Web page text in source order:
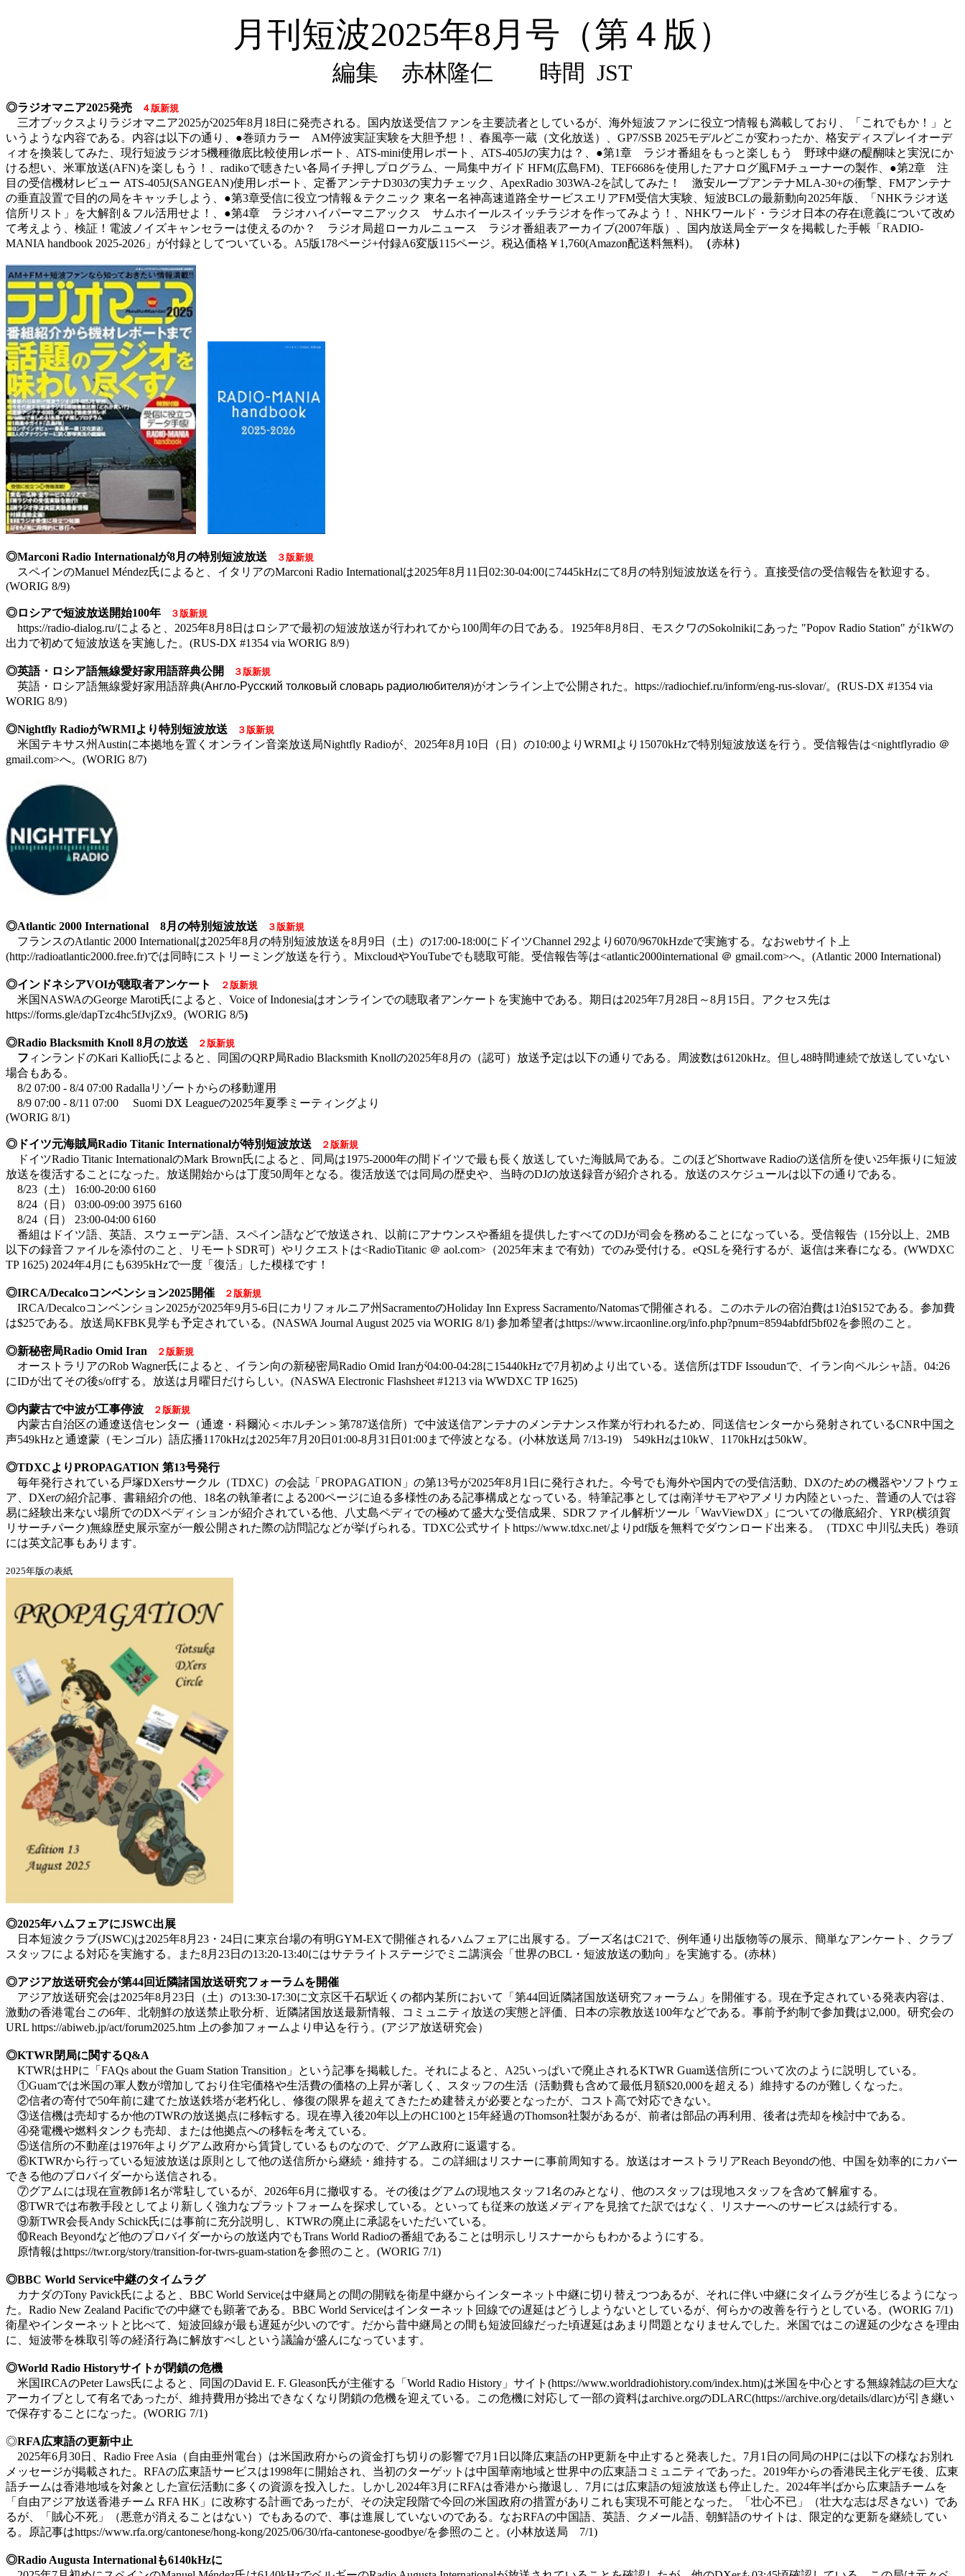
月刊短波2025年8月号（第４版）
編集 赤林隆仁 時間 JST
◎ラジオマニア2025発売 ４版新規
三才ブックスよりラジオマニア2025が2025年8月18日に発売される。国内放送受信ファンを主要読者としているが、海外短波ファンに役立つ情報も満載しており、「これでもか！」と
いうような内容である。内容は以下の通り、●巻頭カラー AM停波実証実験を大胆予想！、春風亭一蔵（文化放送）、GP7/SSB 2025モデルどこが変わったか、格安ディスプレイオーデ
ィオを換装してみた、現行短波ラジオ5機種徹底比較使用レポート、ATS-mini使用レポート、ATS-405Jの実力は？、●第1章 ラジオ番組をもっと楽しもう 野球中継の醍醐味と実況にか
ける想い、米軍放送(AFN)を楽しもう！、radikoで聴きたい各局イチ押しプログラム、一局集中ガイド HFM(広島FM)、TEF6686を使用したアナログ風FMチューナーの製作、●第2章 注
目の受信機材レビュー ATS-405J(SANGEAN)使用レポート、定番アンテナD303の実力チェック、ApexRadio 303WA-2を試してみた！ 激安ループアンテナMLA-30+の衝撃、FMアンテナ
の垂直設置で目的の局をキャッチしよう、●第3章受信に役立つ情報＆テクニック 東名ー名神高速道路全サービスエリアFM受信大実験、短波BCLの最新動向2025年版、「NHKラジオ送
信所リスト」を大解剖＆フル活用せよ！、●第4章 ラジオハイパーマニアックス サムホイールスイッチラジオを作ってみよう！、NHKワールド・ラジオ日本の存在i意義について改め
て考えよう、検証！電波ノイズキャンセラーは使えるのか？ ラジオ局超ローカルニュース ラジオ番組表アーカイブ(2007年版）、国内放送局全データを掲載した手帳「RADIO-
MANIA handbook 2025-2026」が付録としてついている。A5版178ページ+付録A6変版115ページ。税込価格￥1,760(Amazon配送料無料)。
（赤林）
◎Marconi Radio Internationalが8月の特別短波放送 ３版新規
スペインのManuel Méndez氏によると、イタリアのMarconi Radio Internationalは2025年8月11日02:30-04:00に7445kHzにて8月の特別短波放送を行う。直接受信の受信報告を歓迎する。
(WORIG 8/9)
◎ロシアで短波放送開始100年 ３版新規
https://radio-dialog.ru/によると、2025年8月8日はロシアで最初の短波放送が行われてから100周年の日である。1925年8月8日、モスクワのSokolnikiにあった "Popov Radio Station" が1kWの
出力で初めて短波放送を実施した。(RUS-DX #1354 via WORIG 8/9）
◎英語・ロシア語無線愛好家用語辞典公開 ３版新規
英語・ロシア語無線愛好家用語辞典(Англо-Русский толковый словарь радиолюбителя)がオンライン上で公開された。https://radiochief.ru/inform/eng-rus-slovar/。(RUS-DX #1354 via
WORIG 8/9）
◎Nightfly RadioがWRMIより特別短波放送 ３版新規
米国テキサス州Austinに本拠地を置くオンライン音楽放送局Nightfly Radioが、2025年8月10日（日）の10:00よりWRMIより15070kHzで特別短波放送を行う。受信報告は<nightflyradio ＠
gmail.com>へ。(WORIG 8/7)
◎Atlantic 2000 International 8月の特別短波放送 ３版新規
フランスのAtlantic 2000 Internationalは2025年8月の特別短波放送を8月9日（土）の17:00-18:00にドイツChannel 292より6070/9670kHzdeで実施する。なおwebサイト上
(http://radioatlantic2000.free.fr)では同時にストリーミング放送を行う。MixcloudやYouTubeでも聴取可能。受信報告等は<atlantic2000international ＠ gmail.com>へ。(Atlantic 2000 International)
◎インドネシアVOIが聴取者アンケート ２版新規
米国NASWAのGeorge Maroti氏によると、Voice of Indonesiaはオンラインでの聴取者アンケートを実施中である。期日は2025年7月28日～8月15日。アクセス先は
https://forms.gle/dapTzc4hc5fJvjZx9。(WORIG 8/5)
◎Radio Blacksmith Knoll 8月の放送 ２版新規
フ ィンランドのKari Kallio氏によると、同国のQRP局Radio Blacksmith Knollの2025年8月の（認可）放送予定は以下の通りである。周波数は6120kHz。但し48時間連続で放送していない
場合もある。
8/2 07:00 - 8/4 07:00 Radallaリゾートからの移動運用
8/9 07:00 - 8/11 07:00 Suomi DX Leagueの2025年夏季ミーティングより
(WORIG 8/1)
◎ドイツ元海賊局Radio Titanic Internationalが特別短波放送 ２版新規
ドイツRadio Titanic InternationalのMark Brown氏によると、同局は1975-2000年の間ドイツで最も長く放送していた海賊局である。このほどShortwave Radioの送信所を使い25年振りに短波
放送を復活することになった。放送開始からは丁度50周年となる。復活放送では同局の歴史や、当時のDJの放送録音が紹介される。放送のスケジュールは以下の通りである。
8/23（土） 16:00-20:00 6160
8/24（日） 03:00-09:00 3975 6160
8/24（日） 23:00-04:00 6160
番組はドイツ語、英語、スウェーデン語、スペイン語などで放送され、以前にアナウンスや番組を提供したすべてのDJが司会を務めることになっている。受信報告（15分以上、2MB
以下の録音ファイルを添付のこと、リモートSDR可）やリクエストは<RadioTitanic ＠ aol.com>（2025年末まで有効）でのみ受付ける。eQSLを発行するが、返信は来春になる。(WWDXC
TP 1625) 2024年4月にも6395kHzで一度「復活」した模様です！
◎IRCA/Decalcoコンベンション2025開催 ２版新規
IRCA/Decalcoコンベンション2025が2025年9月5-6日にカリフォルニア州SacramentoのHoliday Inn Express Sacramento/Natomasで開催される。このホテルの宿泊費は1泊$152である。参加費
は$25である。放送局KFBK見学も予定されている。(NASWA Journal August 2025 via WORIG 8/1) 参加希望者はhttps://www.ircaonline.org/info.php?pnum=8594abfdf5bf02を参照のこと。
◎新秘密局Radio Omid Iran ２版新規
オーストラリアのRob Wagner氏によると、イラン向の新秘密局Radio Omid Iranが04:00-04:28に15440kHzで7月初めより出ている。送信所はTDF Issoudunで、イラン向ペルシャ語。04:26
にIDが出てその後s/offする。放送は月曜日だけらしい。(NASWA Electronic Flashsheet #1213 via WWDXC TP 1625)
◎内蒙古で中波が工事停波 ２版新規
内蒙古自治区の通遼送信センター（通遼・科爾沁＜ホルチン＞第787送信所）で中波送信アンテナのメンテナンス作業が行われるため、同送信センターから発射されているCNR中国之
声549kHzと通遼蒙（モンゴル）語広播1170kHzは2025年7月20日01:00-8月31日01:00まで停波となる。(小林放送局 7/13-19) 549kHzは10kW、1170kHzは50kW。
◎TDXCよりPROPAGATION 第13号発行
毎年発行されている戸塚DXersサークル（TDXC）の会誌「PROPAGATION」の第13号が2025年8月1日に発行された。今号でも海外や国内での受信活動、DXのための機器やソフトウェ
ア、DXerの紹介記事、書籍紹介の他、18名の執筆者による200ページに迫る多様性のある記事構成となっている。特筆記事としては南洋サモアやアメリカ内陸といった、普通の人では容
易に経験出来ない場所でのDXペディションが紹介されている他、八丈島ペディでの極めて盛大な受信成果、SDRファイル解析ツール「WavViewDX」についての徹底紹介、YRP(横須賀
リサーチパーク)無線歴史展示室が一般公開された際の訪問記などが挙げられる。TDXC公式サイトhttps://www.tdxc.net/よりpdf版を無料でダウンロード出来る。（TDXC 中川弘夫氏）巻頭
には英文記事もあります。
2025年版の表紙
◎2025年ハムフェアにJSWC出展
日本短波クラブ(JSWC)は2025年8月23・24日に東京台場の有明GYM-EXで開催されるハムフェアに出展する。ブーズ名はC21で、例年通り出版物等の展示、簡単なアンケート、クラブ
スタッフによる対応を実施する。また8月23日の13:20-13:40にはサテライトステージでミニ講演会「世界のBCL・短波放送の動向」を実施する。(赤林）
◎アジア放送研究会が第44回近隣諸国放送研究フォーラムを開催
アジア放送研究会は2025年8月23日（土）の13:30-17:30に文京区千石駅近くの都内某所において「第44回近隣諸国放送研究フォーラム」を開催する。現在予定されている発表内容は、
激動の香港電台この6年、北朝鮮の放送禁止歌分析、近隣諸国放送最新情報、コミュニティ放送の実態と評価、日本の宗教放送100年などである。事前予約制で参加費は\2,000。研究会の
URL https://abiweb.jp/act/forum2025.htm 上の参加フォームより申込を行う。(アジア放送研究会）
◎KTWR閉局に関するQ&A
KTWRはHPに「FAQs about the Guam Station Transition」という記事を掲載した。それによると、A25いっぱいで廃止されるKTWR Guam送信所について次のように説明している。
①Guamでは米国の軍人数が増加しており住宅価格や生活費の価格の上昇が著しく、スタッフの生活（活動費も含めて最低月額$20,000を超える）維持するのが難しくなった。
②信者の寄付で50年前に建てた放送鉄塔が老朽化し、修復の限界を超えてきたため建替えが必要となったが、コスト高で対応できない。
③送信機は売却するか他のTWRの放送拠点に移転する。現在導入後20年以上のHC100と15年経過のThomson社製があるが、前者は部品の再利用、後者は売却を検討中である。
④発電機や燃料タンクも売却、または他拠点への移転を考えている。
⑤送信所の不動産は1976年よりグアム政府から賃貸しているものなので、グアム政府に返還する。
⑥KTWRから行っている短波放送は原則として他の送信所から継続・維持する。この詳細はリスナーに事前周知する。放送はオーストラリアReach Beyondの他、中国を効率的にカバー
できる他のプロバイダーから送信される。
⑦グアムには現在宣教師1名が常駐しているが、2026年6月に撤収する。その後はグアムの現地スタッフ1名のみとなり、他のスタッフは現地スタッフを含めて解雇する。
⑧TWRでは布教手段としてより新しく強力なプラットフォームを探求している。といっても従来の放送メディアを見捨てた訳ではなく、リスナーへのサービスは続行する。
⑨新TWR会長Andy Schick氏には事前に充分説明し、KTWRの廃止に承認をいただいている。
⑩Reach Beyondなど他のプロバイダーからの放送内でもTrans World Radioの番組であることは明示しリスナーからもわかるようにする。
原情報はhttps://twr.org/story/transition-for-twrs-guam-stationを参照のこと。(WORIG 7/1)
◎BBC World Service中継のタイムラグ
カナダのTony Pavick氏によると、BBC World Serviceは中継局との間の開戦を衛星中継からインターネット中継に切り替えつつあるが、それに伴い中継にタイムラグが生じるようになっ
た。Radio New Zealand Pacificでの中継でも顕著である。BBC World Serviceはインターネット回線での遅延はどうしようないとしているが、何らかの改善を行うとしている。(WORIG 7/1)
衛星やインターネットと比べて、短波回線が最も遅延が少いのです。だから昔中継局との間も短波回線だった頃遅延はあまり問題となりませんでした。米国ではこの遅延の少なさを理由
に、短波帯を株取引等の経済行為に解放すべしという議論が盛んになっています。
◎World Radio Historyサイトが閉鎖の危機
米国IRCAのPeter Laws氏によると、同国のDavid E. F. Gleason氏が主催する「World Radio History」サイト(https://www.worldradiohistory.com/index.htm)は米国を中心とする無線雑誌の巨大な
アーカイブとして有名であったが、維持費用が捻出できなくなり閉鎖の危機を迎えている。この危機に対応して一部の資料はarchive.orgのDLARC(https://archive.org/details/dlarc)が引き継い
で保存することになった。(WORIG 7/1)
◎RFA広東語の更新中止
2025年6月30日、Radio Free Asia（自由亜州電台）は米国政府からの資金打ち切りの影響で7月1日以降広東語のHP更新を中止すると発表した。7月1日の同局のHPには以下の様なお別れ
メッセージが掲載された。RFAの広東語サービスは1998年に開始され、当初のターゲットは中国華南地域と世界中の広東語コミュニティであった。2019年からの香港民主化デモ後、広東
語チームは香港地域を対象とした宣伝活動に多くの資源を投入した。しかし2024年3月にRFAは香港から撤退し、7月には広東語の短波放送も停止した。2024年半ばから広東語チームを
「自由アジア放送香港チーム RFA HK」に改称する計画であったが、その決定段階で今回の米国政府の措置がありこれも実現不可能となった。「壮心不已」（壮大な志は尽きない）であ
るが、「賊心不死」（悪意が消えることはない）でもあるので、事は進展していないのである。なおRFAの中国語、英語、クメール語、朝鮮語のサイトは、限定的な更新を継続してい
る。原記事はhttps://www.rfa.org/cantonese/hong-kong/2025/06/30/rfa-cantonese-goodbye/を参照のこと。(小林放送局 7/1)
◎Radio Augusta Internationalも6140kHzに